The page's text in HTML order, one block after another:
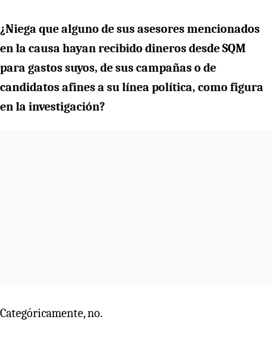
¿Niega que alguno de sus asesores mencionados
en la causa hayan recibido dineros desde SQM
para gastos suyos, de sus campañas o de
candidatos afines a su línea política, como figura
en la investigación?
Categóricamente, no.